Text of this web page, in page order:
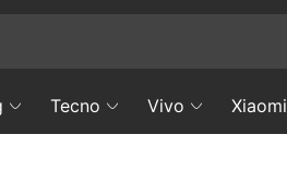
Tecno Vivo Xiaomi